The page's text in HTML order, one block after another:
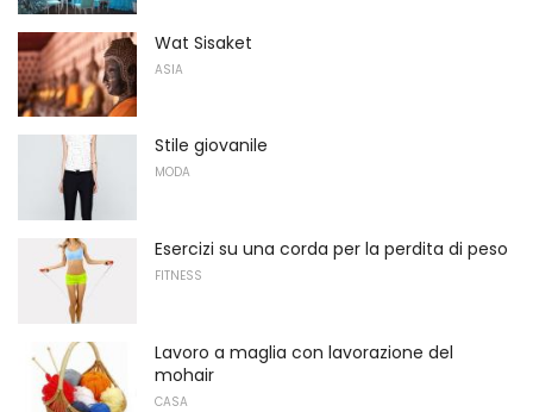
Wat Sisaket
ASIA
Stile giovanile
MODA
Esercizi su una corda per la perdita di peso
FITNESS
Lavoro a maglia con lavorazione del
mohair
CASA